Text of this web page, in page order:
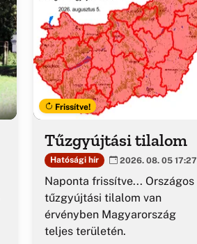
Frissítve!
Tűzgyújtási tilalom
Hatósági hír 2026. 08. 05 17:27
Naponta frissítve... Országos
tűzgyújtási tilalom van
érvényben Magyarország
teljes területén.